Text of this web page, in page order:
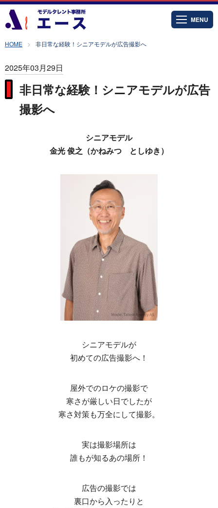
MENU
HOME 非日常な経験！シニアモデルが広告撮影へ
2025年03月29日
非日常な経験！シニアモデルが広告
撮影へ
シニアモデル
金光 俊之（かねみつ としゆき）
シニアモデルが
初めての広告撮影へ！
屋外でのロケの撮影で
寒さが厳しい日でしたが
寒さ対策も万全にして撮影。
実は撮影場所は
誰もが知るあの場所！
広告の撮影では
裏口から入ったりと